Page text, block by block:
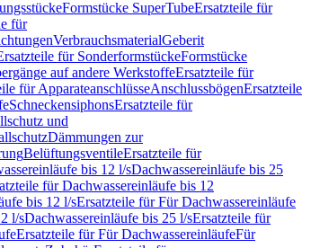
Formstücke SuperTubeErsatzteile für
für
VerbrauchsmaterialGeberit
für SonderformstückeFormstücke
auf andere WerkstoffeErsatzteile für
für ApparateanschlüsseAnschlussbögenErsatzteile
SchneckensiphonsErsatzteile für
und
Dämmungen zur
BelüftungsventileErsatzteile für
bis 12 l/sDachwassereinläufe bis 25
für Dachwassereinläufe bis 12
bis 12 l/sErsatzteile für Für Dachwassereinläufe
l/sDachwassereinläufe bis 25 l/sErsatzteile für
Ersatzteile für Für DachwassereinläufeFür